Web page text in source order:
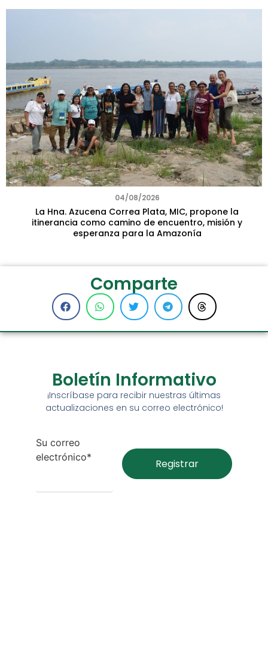
04/08/2026
La Hna. Azucena Correa Plata, MIC, propone la
itinerancia como camino de encuentro, misión y
esperanza para la Amazonía
Comparte
Boletín Informativo
¡Inscríbase para recibir nuestras últimas
actualizaciones en su correo electrónico!
Su correo
electrónico*